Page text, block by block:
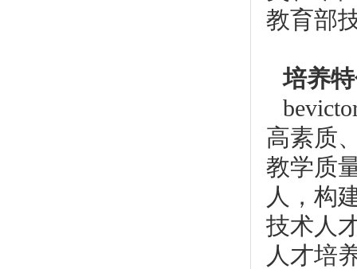
教育部
培养
高素质
教学质
人，构
技术人
人才培